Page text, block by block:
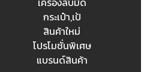
กระเป๋า,เป้
สินค้าใหม่
โปรโมชั่นพิเศษ
แบรนด์สินค้า